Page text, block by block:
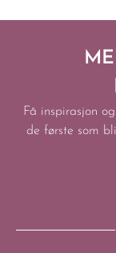
Få inspirasjon
de første som